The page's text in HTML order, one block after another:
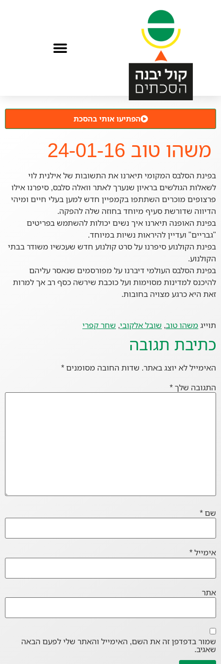
הפתיעו אותי בהסכת
משהו טוב 24-01-16
בפינת הסלבס המקומי תיארנו את התשובות של אילנית לוי
לשאלות הגולשים בראיון שנערך לאתר וואלה סלבס, סיפרנו אילו
פרצופים מוכרים השתתפו בקמפיין חדש למען בעלי חיים ומיהי
הדיווה שדורשת סעיף מיוחד בחוזה שלה להפקה.
בפינת האופנה תיארנו איך נשים יכולות להשתמש בפריטים
"גבריים" ועדיין להיראות נשיות במיוחד.
בפינת הקולנוע סיפרנו על סרט קולנוע חדש שעכשיו משודר בבתי
הקולנוע.
בפינת הסלבס העולמי דיברנו על מפורסמים שנאסר עליהם
להיכנס למדינות מסוימות ועל כוכבת שירשה כסף רב אך למרות
זאת היא כרגע מצויה בחובות.
תוייג משהו טוב, שובל אלקובי, שחר קפרי
כתיבת תגובה
האימייל לא יוצג באתר. שדות החובה מסומנים*
התגובה שלך*
שם*
אימייל*
אתר
שמור בדפדפן זה את השם, האימייל והאתר שלי לפעם הבאה
שאגיב.